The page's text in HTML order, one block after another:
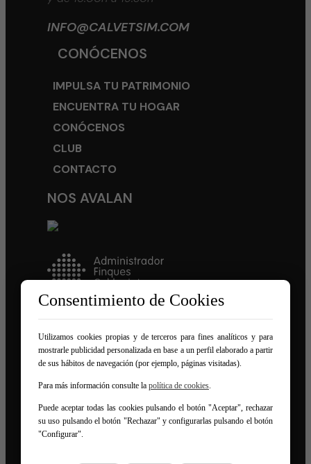
INFO@CALVETSIM.COM
CONÓCENOS
IMPULSA TU PATRIMONIO
ENCUENTRA TU HOGAR
CONÓCENOS
CLUB
CONTACTO
NOS AVALAN
SÍGUENOS EN REDES
Consentimiento de Cookies
Utilizamos cookies propias y de terceros para fines analíticos y para
mostrarle publicidad personalizada en base a un perfil elaborado a partir
de sus hábitos de navegación (por ejemplo, páginas visitadas).
Para más información consulte la política de cookies.
Puede aceptar todas las cookies pulsando el botón "Aceptar", rechazar
su uso pulsando el botón "Rechazar" y configurarlas pulsando el botón
"Configurar".